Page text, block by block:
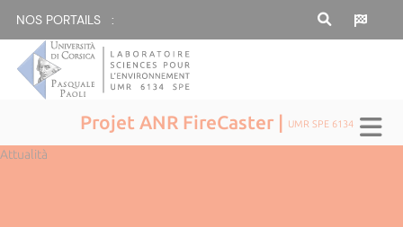
NOS PORTAILS :
Projet ANR FireCaster | UMR SPE 6134
Attualità